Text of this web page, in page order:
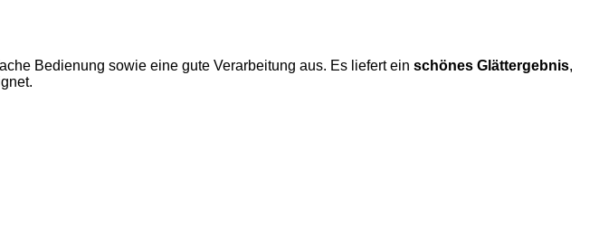
Bedienung sowie eine gute Verarbeitung aus. Es liefert ein schönes Glättergebnis,